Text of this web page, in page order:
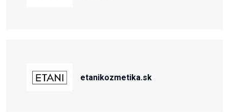
etanikozmetika.sk